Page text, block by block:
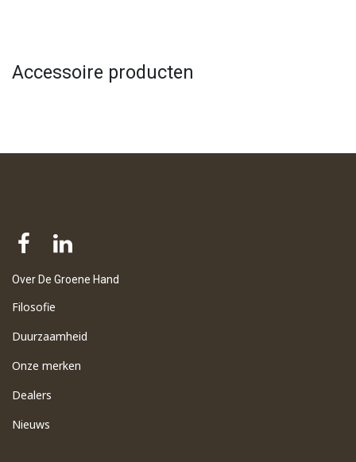
Accessoire producten
Over De Groene Hand
Filosofie
Duurzaamheid
Onze merken
Dealers
Nieuws